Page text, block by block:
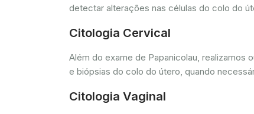
detectar alterações nas células do colo do
Citologia Cervical
Além do exame de Papanicolau,
e biópsias do colo do útero, quando
Citologia Vaginal